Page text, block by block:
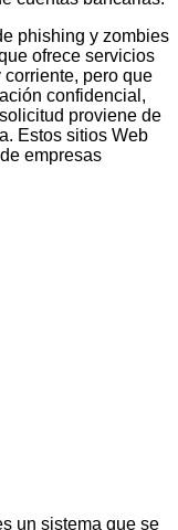
phishing y zombies
ofrece servicios
pero que
confidencial,
proviene de
Estos sitios Web
empresas
un sistema que se